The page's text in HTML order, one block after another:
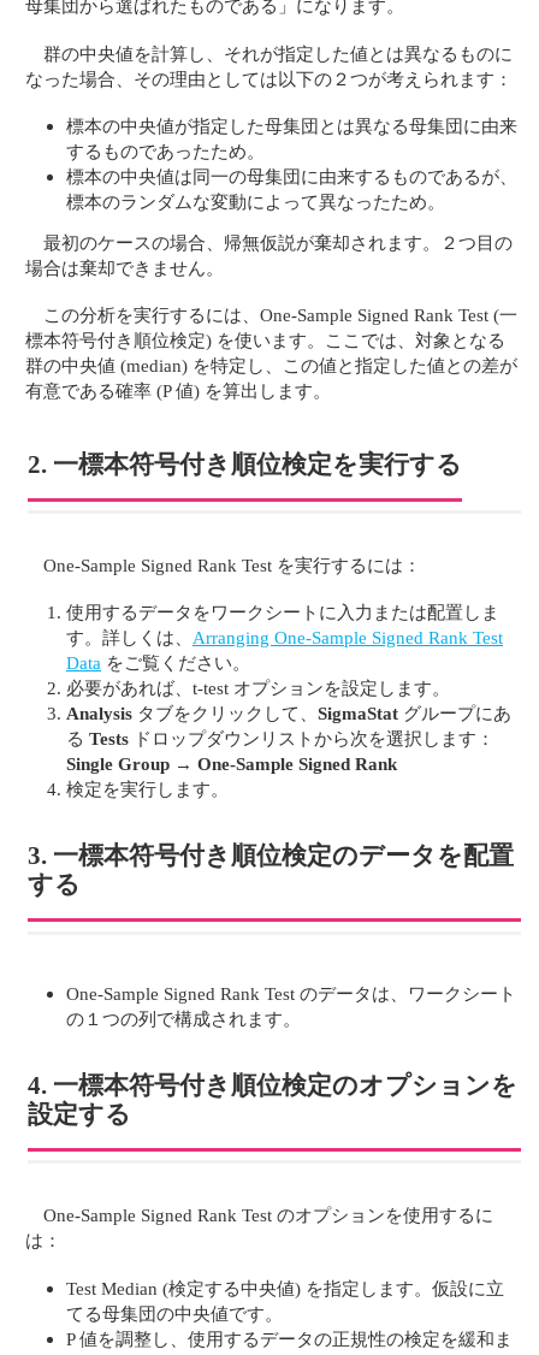
母集団から選ばれたものである」になります。
群の中央値を計算し、それが指定した値とは異なるものに
なった場合、その理由としては以下の２つが考えられます：
標本の中央値が指定した母集団とは異なる母集団に由来
するものであったため。
標本の中央値は同一の母集団に由来するものであるが、
標本のランダムな変動によって異なったため。
最初のケースの場合、帰無仮説が棄却されます。２つ目の
場合は棄却できません。
この分析を実行するには、One-Sample Signed Rank Test (一
標本符号付き順位検定) を使います。ここでは、対象となる
群の中央値 (median) を特定し、この値と指定した値との差が
有意である確率 (P 値) を算出します。
2. 一標本符号付き順位検定を実行する
One-Sample Signed Rank Test を実行するには：
使用するデータをワークシートに入力または配置しま
す。詳しくは、 Arranging One-Sample Signed Rank Test
Data をご覧ください。
必要があれば、t-test オプションを設定します。
Analysis タブをクリックして、 SigmaStat グループにあ
る Tests ドロップダウンリストから次を選択します：
Single Group → One-Sample Signed Rank
検定を実行します。
3. 一標本符号付き順位検定のデータを配置
する
One-Sample Signed Rank Test のデータは、ワークシート
の１つの列で構成されます。
4. 一標本符号付き順位検定のオプションを
設定する
One-Sample Signed Rank Test のオプションを使用するに
は：
Test Median (検定する中央値) を指定します。仮設に立
てる母集団の中央値です。
P 値を調整し、使用するデータの正規性の検定を緩和ま